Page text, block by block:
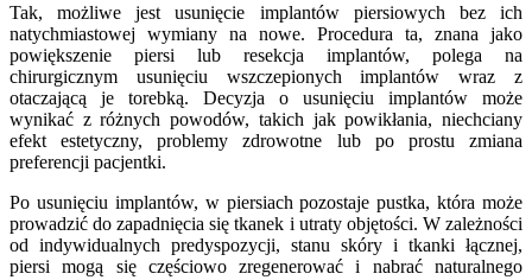
Tak, możliwe jest usunięcie implantów piersiowych bez ich
natychmiastowej wymiany na nowe. Procedura ta, znana jako
powiększenie piersi lub resekcja implantów, polega na
chirurgicznym usunięciu wszczepionych implantów wraz z
otaczającą je torebką. Decyzja o usunięciu implantów może
wynikać z różnych powodów, takich jak powikłania, niechciany
efekt estetyczny, problemy zdrowotne lub po prostu zmiana
preferencji pacjentki.
Po usunięciu implantów, w piersiach pozostaje pustka, która może
prowadzić do zapadnięcia się tkanek i utraty objętości. W zależności
od indywidualnych predyspozycji, stanu skóry i tkanki łącznej,
piersi mogą się częściowo zregenerować i nabrać naturalnego